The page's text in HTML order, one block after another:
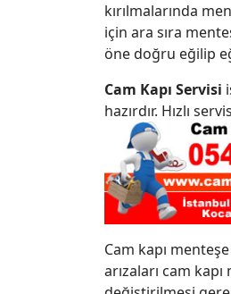
kırılmalarında
için ara sıra
öne doğru eğilip
Cam Kapı Servisi
hazırdır. Hızlı
Cam kapı
arızaları cam